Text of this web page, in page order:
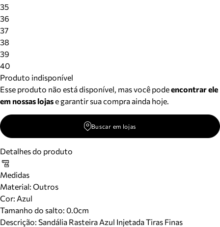
35
36
37
38
39
40
Produto indisponível
Esse produto não está disponível, mas você podeencontrar ele
em nossas lojase garantir sua compra ainda hoje.
Buscar em lojas
Detalhes do produto
Medidas
Material: Outros
Cor: Azul
Tamanho do salto: 0.0cm
Descrição: Sandália Rasteira Azul Injetada Tiras Finas